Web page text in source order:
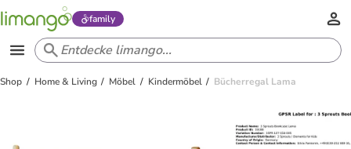
family
Shop Home & Living Möbel Kindermöbel Bücherregal Lama